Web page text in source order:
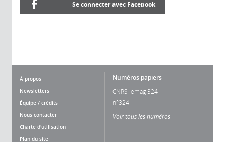
Se connecter avec Facebook
À propos
Newsletters
Équipe / crédits
Nous contacter
Charte d'utilisation
Plan du site
Numéros papiers
CNRS lemag 324
n°324
Voir tous les numéros